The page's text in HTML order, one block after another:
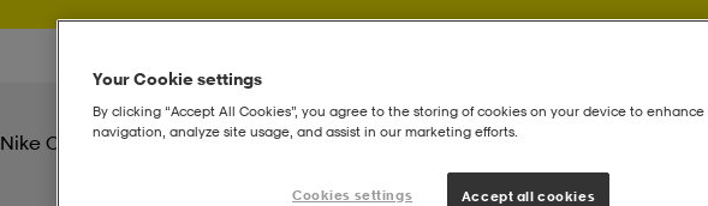
Nike Cushioned Training Crew Socks
Your Cookie settings
By clicking “Accept All Cookies”, you agree to the storing of cookies on your device to enhance
navigation, analyze site usage, and assist in our marketing efforts.
Cookies settings Accept all cookies